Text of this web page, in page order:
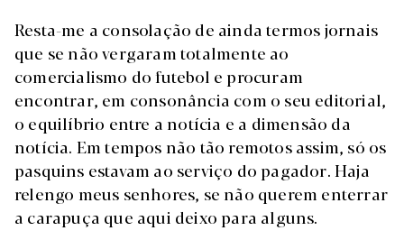
Resta-me a consolação de ainda termos jornais
que se não vergaram totalmente ao
comercialismo do futebol e procuram
encontrar, em consonância com o seu editorial,
o equilíbrio entre a notícia e a dimensão da
notícia. Em tempos não tão remotos assim, só os
pasquins estavam ao serviço do pagador. Haja
relengo meus senhores, se não querem enterrar
a carapuça que aqui deixo para alguns.